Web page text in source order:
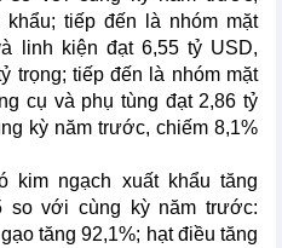
tiếp đến là nhóm mặt
linh kiện đạt 6,55 tỷ USD,
trọng; tiếp đến là nhóm mặt
cụ và phụ tùng đạt 2,86 tỷ
kỳ năm trước, chiếm 8,1%
kim ngạch xuất khẩu tăng
so với cùng kỳ năm trước:
tăng 92,1%; hạt điều tăng